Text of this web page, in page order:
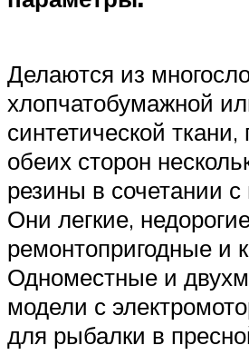
Делаются из
хлопчатобумажной
синтетической
обеих сторон
резины в сочетании
Они легкие,
ремонтопригодные и
Одноместные и
модели с
для рыбалки в